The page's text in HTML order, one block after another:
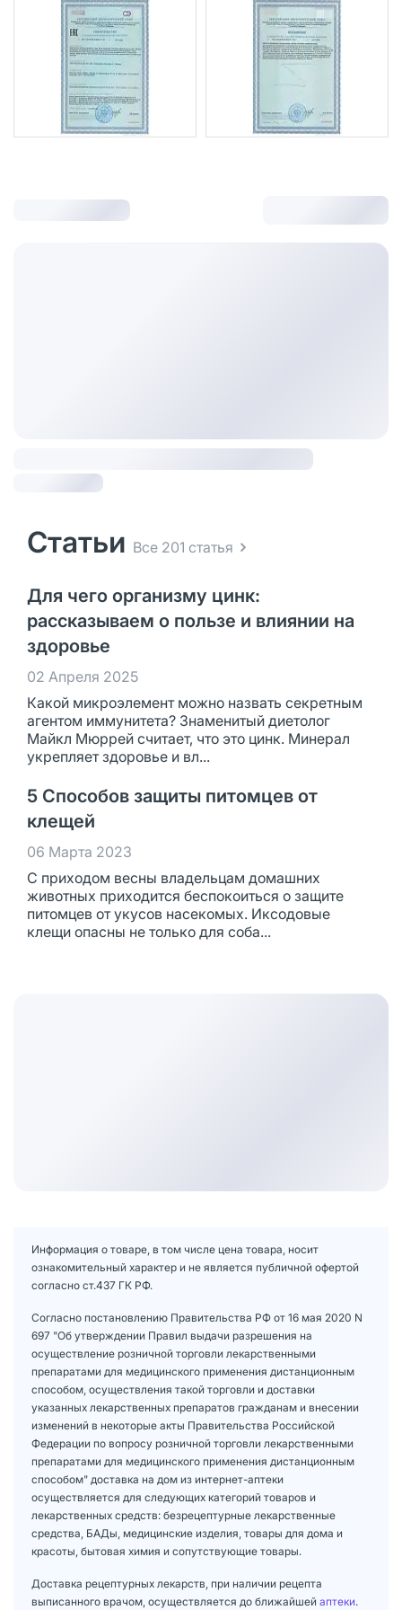
Статьи Все 201 статья
Для чего организму цинк:
рассказываем о пользе и влиянии на
здоровье
02 Апреля 2025
Какой микроэлемент можно назвать секретным
агентом иммунитета? Знаменитый диетолог
Майкл Мюррей считает, что это цинк. Минерал
укрепляет здоровье и вл...
5 Способов защиты питомцев от
клещей
06 Марта 2023
С приходом весны владельцам домашних
животных приходится беспокоиться о защите
питомцев от укусов насекомых. Иксодовые
клещи опасны не только для соба...
Информация о товаре, в том числе цена товара, носит
ознакомительный характер и не является публичной офертой
согласно ст.437 ГК РФ.
Согласно постановлению Правительства РФ от 16 мая 2020 N
697 "Об утверждении Правил выдачи разрешения на
осуществление розничной торговли лекарственными
препаратами для медицинского применения дистанционным
способом, осуществления такой торговли и доставки
указанных лекарственных препаратов гражданам и внесении
изменений в некоторые акты Правительства Российской
Федерации по вопросу розничной торговли лекарственными
препаратами для медицинского применения дистанционным
способом" доставка на дом из интернет-аптеки
осуществляется для следующих категорий товаров и
лекарственных средств: безрецептурные лекарственные
средства, БАДы, медицинские изделия, товары для дома и
красоты, бытовая химия и сопутствующие товары.
Доставка рецептурных лекарств, при наличии рецепта
выписанного врачом, осуществляется до ближайшей аптеки.